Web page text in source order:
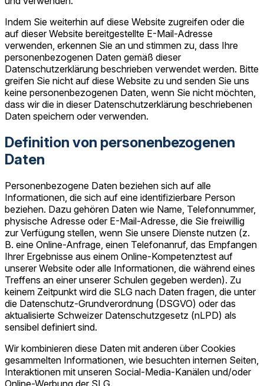
Indem Sie weiterhin auf diese Website zugreifen oder die
auf dieser Website bereitgestellte E-Mail-Adresse
verwenden, erkennen Sie an und stimmen zu, dass Ihre
personenbezogenen Daten gemäß dieser
Datenschutzerklärung beschrieben verwendet werden. Bitte
greifen Sie nicht auf diese Website zu und senden Sie uns
keine personenbezogenen Daten, wenn Sie nicht möchten,
dass wir die in dieser Datenschutzerklärung beschriebenen
Daten speichern oder verwenden.
Definition von personenbezogenen
Daten
Personenbezogene Daten beziehen sich auf alle
Informationen, die sich auf eine identifizierbare Person
beziehen. Dazu gehören Daten wie Name, Telefonnummer,
physische Adresse oder E-Mail-Adresse, die Sie freiwillig
zur Verfügung stellen, wenn Sie unsere Dienste nutzen (z.
B. eine Online-Anfrage, einen Telefonanruf, das Empfangen
Ihrer Ergebnisse aus einem Online-Kompetenztest auf
unserer Website oder alle Informationen, die während eines
Treffens an einer unserer Schulen gegeben werden). Zu
keinem Zeitpunkt wird die SLG nach Daten fragen, die unter
die Datenschutz-Grundverordnung (DSGVO) oder das
aktualisierte Schweizer Datenschutzgesetz (nLPD) als
sensibel definiert sind.
Wir kombinieren diese Daten mit anderen über Cookies
gesammelten Informationen, wie besuchten internen Seiten,
Interaktionen mit unseren Social-Media-Kanälen und/oder
Online-Werbung der SLG.